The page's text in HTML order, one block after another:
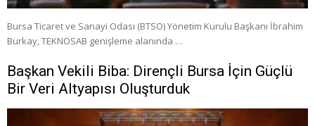
Bursa Ticaret ve Sanayi Odası (BTSO) Yönetim Kurulu Başkanı İbrahim
Burkay, TEKNOSAB genişleme alanında …
Başkan Vekili Biba: Dirençli Bursa İçin Güçlü
Bir Veri Altyapısı Oluşturduk